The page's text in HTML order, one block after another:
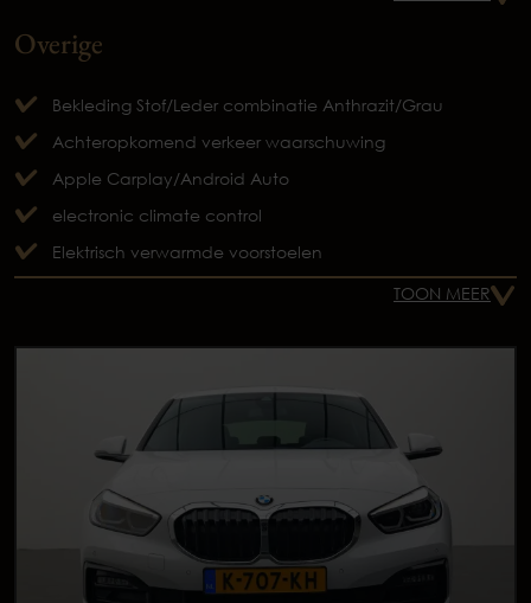
Overige
Bekleding Stof/Leder combinatie Anthrazit/Grau
Achteropkomend verkeer waarschuwing
Apple Carplay/Android Auto
electronic climate control
Elektrisch verwarmde voorstoelen
TOON MEER